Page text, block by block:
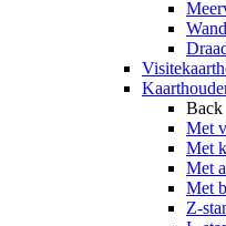
Wand
Back
Met
Met
Met
Met
Z-